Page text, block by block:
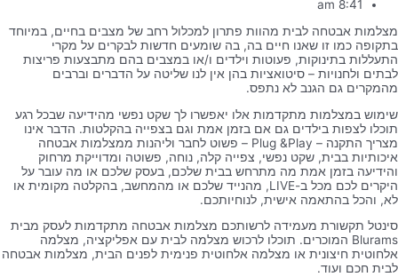
8:41 am
מצלמות אבטחה לבית מהוות פתרון למכלול רחב של מצבים בחיים, במיוחד
בתקופה כמו זו שאנו חיים בה, בה שומעים חדשות לבקרים על מקרי
התעללות בתינוקות, פעוטות וילדים ו/או במצבים בהם מתבצעות פריצות
לבתים ולחנויות – סיטואציות בהן אין לנו שליטה על הדברים וברבים
מהמקרים גם הגנב לא נתפס.
שימוש במצלמות מתקדמות אלו יאפשרו לך שקט נפשי מהידיעה שבכל רגע
תוכלו לצפות בילדים גם אם בזמן אמת וגם בצפייה בהקלטות. הדבר אינו
מצריך התקנה – Plug &Play – פשוט לחבר וליהנות ממצלמות אבטחה
איכותיות בבית, שקט נפשי, צפייה קלה, נוחה, פשוטה ומדוייקת מרחוק
והידיעה בזמן אמת מה מתרחש בבית שלכם, בעסק שלכם או מה עובר על
היקרים לכם מכל ב-LIVE, מהנייד שלכם או מהמחשב, בהקלטה מקומית או
לא, והכל בהתאמה אישית, לנוחיותכם.
סינטל תקשורת מעמידה לרשותכם מצלמות אבטחה מתקדמות לעסק מבית
Blurams המוכרים. תוכלו לרכוש מצלמה לבית עם אפליקציה, מצלמה
אלחוטית חיצונית או מצלמה אלחוטית פנימית לפנים הבית, מצלמות אבטחה
לבית חכם ועוד.